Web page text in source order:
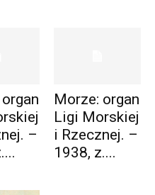
–
Morze: organ
Ligi Morskiej
i Rzecznej. –
1938, z....